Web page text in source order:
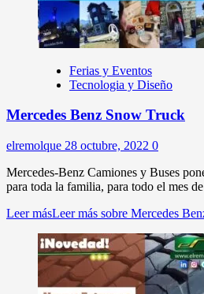
Ferias y Eventos
Tecnologia y Diseño
Mercedes Benz Snow Truck
elremolque 28 octubre, 2022 0
Mercedes-Benz Camiones y Buses
para toda la familia, para todo el mes
Leer másLeer más sobre Mercedes